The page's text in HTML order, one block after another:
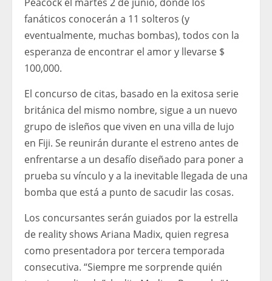
fanáticos conocerán a 11 solteros (y
eventualmente, muchas bombas), todos con la
esperanza de encontrar el amor y llevarse $
100,000.
El concurso de citas, basado en la exitosa serie
británica del mismo nombre, sigue a un nuevo
grupo de isleños que viven en una villa de lujo
en Fiji. Se reunirán durante el estreno antes de
enfrentarse a un desafío diseñado para poner a
prueba su vínculo y a la inevitable llegada de una
bomba que está a punto de sacudir las cosas.
Los concursantes serán guiados por la estrella
de reality shows Ariana Madix, quien regresa
como presentadora por tercera temporada
consecutiva. “Siempre me sorprende quién